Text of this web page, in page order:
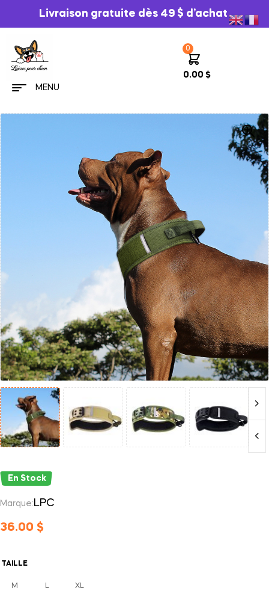
Livraison gratuite dès 49 $ d’achat
MENU
0
0.00$
En Stock
Marque: LPC
36.00 $
TAILLE
M L XL